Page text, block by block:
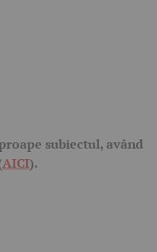
subiectul, având
AICI).